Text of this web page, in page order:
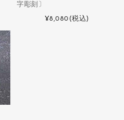
字彫刻〕
¥8,080 (税込)